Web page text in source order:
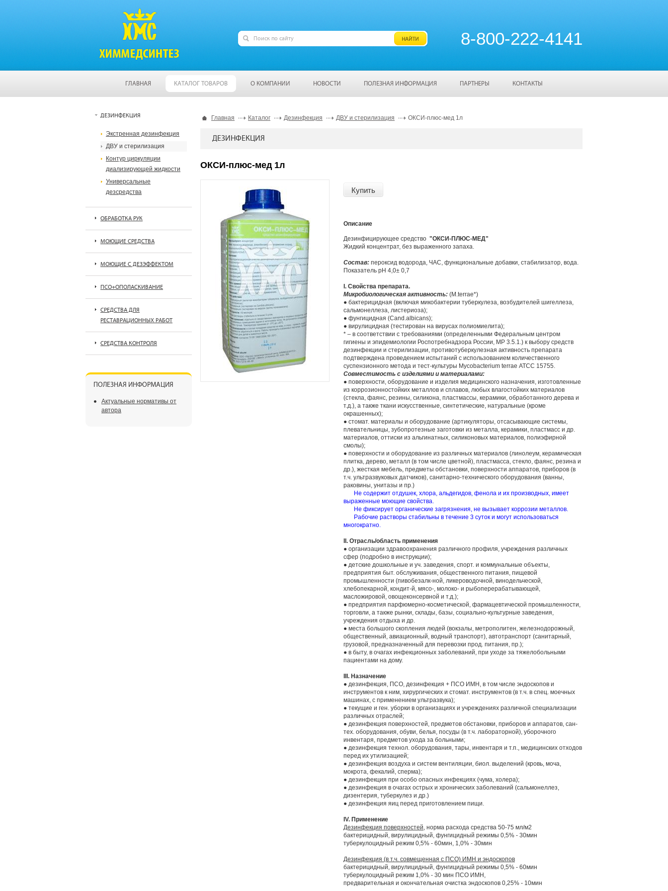
8-800-222-4141
ГЛАВНАЯ КАТАЛОГ ТОВАРОВ О КОМПАНИИ НОВОСТИ ПОЛЕЗНАЯ ИНФОРМАЦИЯ ПАРТНЕРЫ КОНТАКТЫ
Главная Каталог Дезинфекция ДВУ и стерилизация ОКСИ-плюс-мед 1л
ДЕЗИНФЕКЦИЯ
ОКСИ-плюс-мед 1л
Купить
Описание
Дезинфицирующее средство "ОКСИ-ПЛЮС-МЕД"
Жидкий концентрат, без выраженного запаха.
Состав: пероксид водорода, ЧАС, функциональные добавки, стабилизатор, вода.
Показатель pH 4,0± 0,7
I. Свойства препарата.
Микробиологическая активность: (M.terrae*)
● бактерицидная (включая микобактерии туберкулеза, возбудителей шигеллеза,
сальмонеллеза, листериоза);
● фунгицидная (Cand.albicans);
● вирулицидная (тестирован на вирусах полиомиелита);
* – в соответствии с требованиями (определенными Федеральным центром
гигиены и эпидемиологии Роспотребнадзора России, МР 3.5.1.) к выбору средств
дезинфекции и стерилизации, противотуберкулезная активность препарата
подтверждена проведением испытаний с использованием количественного
суспензионного метода и тест-культуры Mycobacterium terrae АТСС 15755.
Совместимость с изделиями и материалами:
● поверхности, оборудование и изделия медицинского назначения, изготовленные
из коррозионностойких металлов и сплавов, любых влагостойких материалов
(стекла, фаянс, резины, силикона, пластмассы, керамики, обработанного дерева и
т.д.), а также ткани искусственные, синтетические, натуральные (кроме
окрашенных);
● стомат. материалы и оборудование (артикуляторы, отсасывающие системы,
плевательницы, зубопротезные заготовки из металла, керамики, пластмасс и др.
материалов, оттиски из альгинатных, силиконовых материалов, полиэфирной
смолы);
● поверхности и оборудование из различных материалов (линолеум, керамическая
плитка, дерево, металл (в том числе цветной), пластмасса, стекло, фаянс, резина и
др.), жесткая мебель, предметы обстановки, поверхности аппаратов, приборов (в
т.ч. ультразвуковых датчиков), санитарно-технического оборудования (ванны,
раковины, унитазы и пр.)
Не содержит отдушек, хлора, альдегидов, фенола и их производных, имеет
выраженные моющие свойства.
Не фиксирует органические загрязнения, не вызывает коррозии металлов.
Рабочие растворы стабильны в течение 3 суток и могут использоваться
многократно.
II. Отрасль/область применения
● организации здравоохранения различного профиля, учреждения различных
сфер (подробно в инструкции);
● детские дошкольные и уч. заведения, спорт. и коммунальные объекты,
предприятия быт. обслуживания, общественного питания, пищевой
промышленности (пивобезалк-ной, ликероводочной, винодельческой,
хлебопекарной, кондит-й, мясо-, молоко- и рыбоперерабатывающей,
масложировой, овощеконсервной и т.д.);
● предприятия парфюмерно-косметической, фармацевтической промышленности,
торговли, а также рынки, склады, базы, социально-культурные заведения,
учреждения отдыха и др.
● места большого скопления людей (вокзалы, метрополитен, железнодорожный,
общественный, авиационный, водный транспорт), автотранспорт (санитарный,
грузовой, предназначенный для перевозки прод. питания, пр.);
● в быту, в очагах инфекционных заболеваний, при уходе за тяжелобольными
пациентами на дому.
III. Назначение
● дезинфекция, ПСО, дезинфекция + ПСО ИМН, в том числе эндоскопов и
инструментов к ним, хирургических и стомат. инструментов (в т.ч. в спец. моечных
машинах, с применением ультразвука);
● текущие и ген. уборки в организациях и учреждениях различной специализации
различных отраслей;
● дезинфекция поверхностей, предметов обстановки, приборов и аппаратов, сан-
тех. оборудования, обуви, белья, посуды (в т.ч. лабораторной), уборочного
инвентаря, предметов ухода за больными;
● дезинфекция технол. оборудования, тары, инвентаря и т.п., медицинских отходов
перед их утилизацией;
● дезинфекция воздуха и систем вентиляции, биол. выделений (кровь, моча,
мокрота, фекалий, сперма);
● дезинфекция при особо опасных инфекциях (чума, холера);
● дезинфекция в очагах острых и хронических заболеваний (сальмонеллез,
дизентерия, туберкулез и др.)
● дезинфекция яиц перед приготовлением пищи.
IV. Применение
Дезинфекция поверхностей, норма расхода средства 50-75 мл/м2
бактерицидный, вирулицидный, фунгицидный режимы 0,5% - 30мин
туберкулоцидный режим 0,5% - 60мин, 1,0% - 30мин
Дезинфекция (в т.ч. совмещенная с ПСО) ИМН и эндоскопов
бактерицидный, вирулицидный, фунгицидный режимы 0,5% - 60мин
туберкулоцидный режим 1,0% - 30 мин ПСО ИМН,
предварительная и окончательная очистка эндоскопов 0,25% - 10мин
ДЕЗИНФЕКЦИЯ
Экстренная дезинфекция
ДВУ и стерилизация
Контур циркуляции
диализирующей жидкости
Универсальные
дезсредства
ОБРАБОТКА РУК
МОЮЩИЕ СРЕДСТВА
МОЮЩИЕ С ДЕЗЭФФЕКТОМ
ПСО+ОПОЛАСКИВАНИЕ
СРЕДСТВА ДЛЯ
РЕСТАВРАЦИОННЫХ РАБОТ
СРЕДСТВА КОНТРОЛЯ
ПОЛЕЗНАЯ ИНФОРМАЦИЯ
Актуальные нормативы от
автора